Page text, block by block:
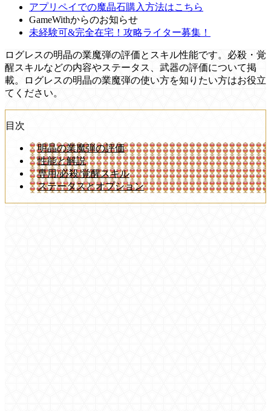
アプリペイでの魔晶石購入方法はこちら
GameWithからのお知らせ
未経験可&完全在宅！攻略ライター募集！
ログレスの明晶の業魔弾の評価とスキル性能です。必殺・覚
醒スキルなどの内容やステータス、武器の評価について掲
載。ログレスの明晶の業魔弾の使い方を知りたい方はお役立
てください。
目次
明晶の業魔弾の評価
性能と解説
専用/必殺/覚醒スキル
ステータスとオプション